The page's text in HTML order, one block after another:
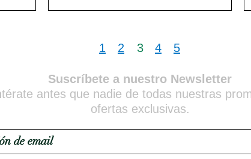
1 2 3 4 5
Suscríbete a nuestro Newsletter
antes que nadie de todas nuestras
ofertas exclusivas.